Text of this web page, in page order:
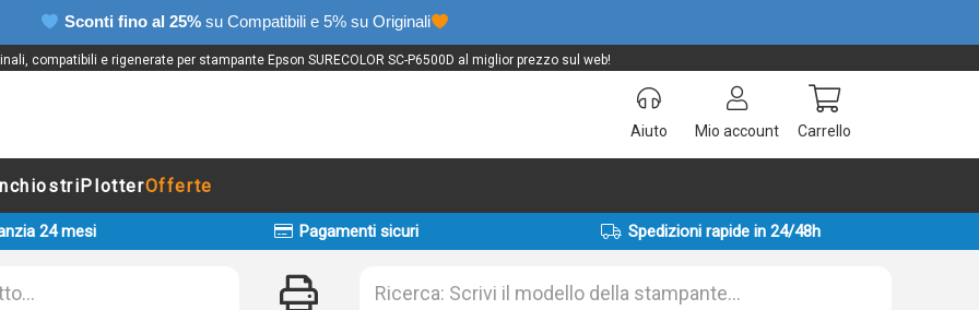
Sconti fino al 25% su Compatibili e 5% su Originali
compatibili e rigenerate per stampante Epson SURECOLOR SC-P6500D al miglior prezzo sul web!
Aiuto Mio account Carrello
PlotterOfferte
24 mesi Pagamenti sicuri Spedizioni rapide in 24/48h